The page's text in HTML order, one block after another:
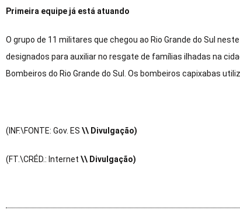
Primeira equipe já está atuando
O grupo de 11 militares que chegou ao Rio Grande do Sul
designados para auxiliar no resgate de famílias ilhadas na
Bombeiros do Rio Grande do Sul. Os bombeiros capixabas
(INF.\FONTE: Gov. ES \\ Divulgação)
(FT.\CRÉD.: Internet \\ Divulgação)